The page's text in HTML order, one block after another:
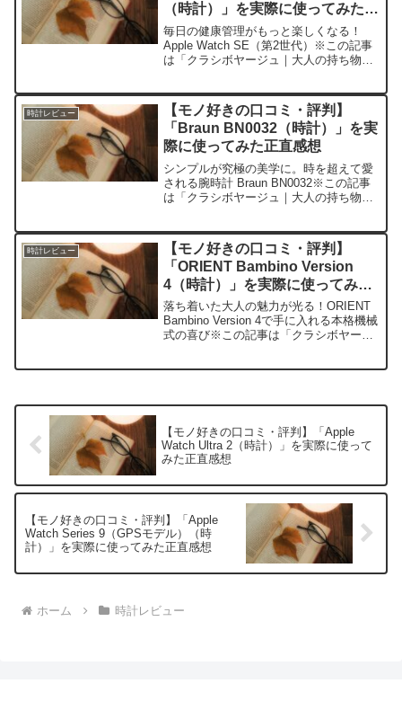
（時計）」を実際に使ってみた正
直感想
毎日の健康管理がもっと楽しくなる！
Apple Watch SE（第2世代）※この記事
は「クラシボヤージュ｜大人の持ち物と
日、編集部が紹介したいのが「Apple
Watch...
時計レビュー
【モノ好きの口コミ・評判】
「Braun BN0032（時計）」を実
際に使ってみた正直感想
シンプルが究極の美学に。時を超えて愛
される腕時計 Braun BN0032※この記事
は「クラシボヤージュ｜大人の持ち物と
日、編集部が紹介したいのが「Braun
BN003...
時計レビュー
【モノ好きの口コミ・評判】
「ORIENT Bambino Version
4（時計）」を実際に使ってみた
正直感想
落ち着いた大人の魅力が光る！ORIENT
Bambino Version 4で手に入れる本格機械
式の喜び※この記事は「クラシボヤージ
【モノ好きの口コミ・評判】「Apple
Watch Ultra 2（時計）」を実際に使って
みた正直感想
【モノ好きの口コミ・評判】「Apple
Watch Series 9（GPSモデル）（時
計）」を実際に使ってみた正直感想
ホーム 時計レビュー